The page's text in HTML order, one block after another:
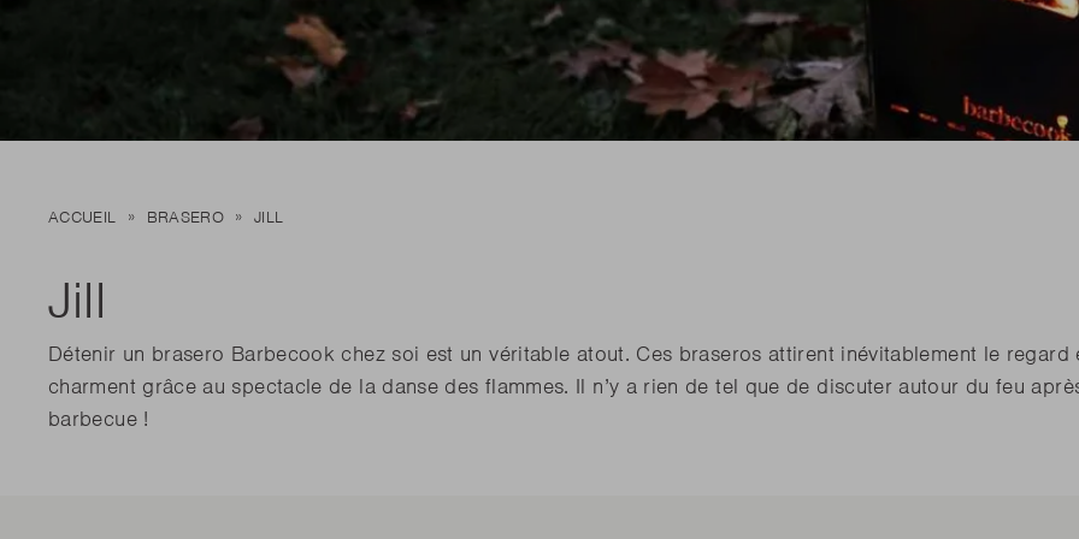
Kamal 2.0 XL mat
Kamal 2.0 L mat
Jack World
Junko
Rila
E-Luca
E-
Nouveau ce printemps
Découvrez toutes les nouveautés
Nouveau ce printemps
Découvrez toutes les nouveautés
ACCUEIL BRASERO JILL
Jill
Détenir un brasero Barbecook chez soi est un véritable atout. Ces braseros attirent inévitablement le regard
charment grâce au spectacle de la danse des flammes. Il n’y a rien de tel que de discuter autour du feu
barbecue !